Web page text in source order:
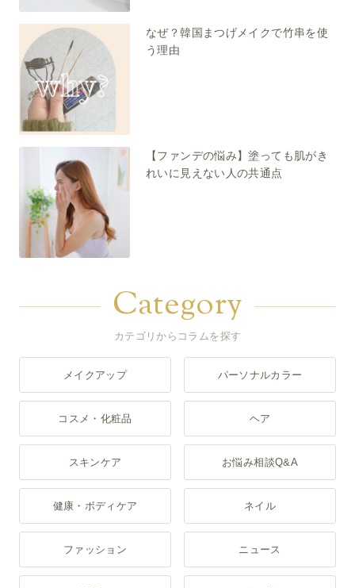
なぜ？韓国まつげメイクで竹串を使
う理由
【ファンデの悩み】塗っても肌がき
れいに見えない人の共通点
Category
カテゴリからコラムを探す
メイクアップ パーソナルカラー
コスメ・化粧品 ヘア
スキンケア お悩み相談Q&A
健康・ボディケア ネイル
ファッション ニュース